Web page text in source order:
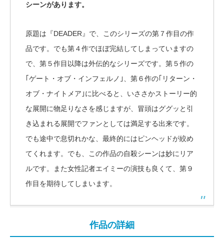
シーンがあります。
原題は『DEADER』で、このシリーズの第７作目の作
品です。でも第４作でほぼ完結してしまっていますの
で、第５作目以降は外伝的なシリーズです。第５作の
｢ゲート・オブ・インフェルノ｣、第６作の｢リターン・
オブ・ナイトメア｣に比べると、いささかストーリー的
な展開に物足りなさを感じますが、冒頭はググッと引
き込まれる展開でファンとしては満足する出来です。
でも途中で息切れかな、最終的にはピンヘッドが絞め
てくれます。でも、この作品の自殺シーンは妙にリア
ルです。また女性記者エイミーの演技も良くて、第９
作目を期待してしまいます。
作品の詳細